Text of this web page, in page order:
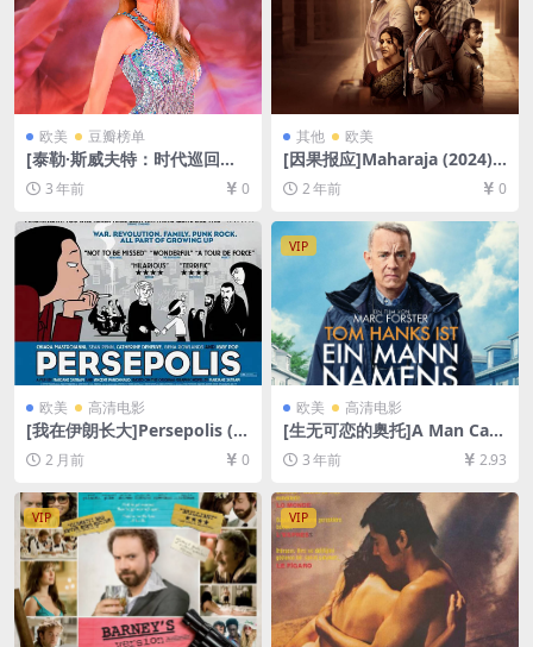
欧美 豆瓣榜单
[泰勒·斯威夫特：时代巡回演
唱会]Taylor Swift: The Eras
Tour (2023)[百度网盘+夸克网
盘在线播放/下载][MP4/12G
B][中英字幕]
3 年前 0
其他 欧美
[因果报应]Maharaja (2024)
[百度网盘+夸克网盘1080P超
清未删减资源][网盘在线播放/
2 年前 0
欧美 高清电影
[我在伊朗长大]Persepolis (2
007)[百度网盘+夸克网盘1080
P超清未删减资源][网盘在线播
放/下载][MP4/6GB][中文字
幕]
2 月前 0
VIP
欧美 高清电影
[生无可恋的奥托]A Man Call
ed Otto (2022)[百度网盘+迅
雷云盘资源1080P超清未删减]
[MP4/8GB][中文字幕]
3 年前 2.93
VIP VIP